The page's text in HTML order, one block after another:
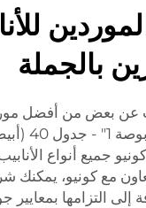
بالجملة
القطر
مع كونيو، يمكنك
إلى التزامها